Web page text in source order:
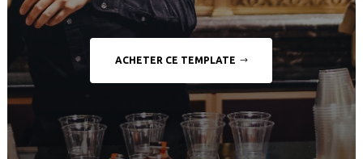
ACHETER CE TEMPLATE